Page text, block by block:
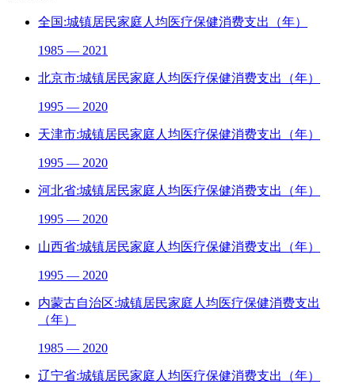
全国:城镇居民家庭人均医疗保健消费支出（年）
1985 — 2021
北京市:城镇居民家庭人均医疗保健消费支出（年）
1995 — 2020
天津市:城镇居民家庭人均医疗保健消费支出（年）
1995 — 2020
河北省:城镇居民家庭人均医疗保健消费支出（年）
1995 — 2020
山西省:城镇居民家庭人均医疗保健消费支出（年）
1995 — 2020
内蒙古自治区:城镇居民家庭人均医疗保健消费支出
（年）
1985 — 2020
辽宁省:城镇居民家庭人均医疗保健消费支出（年）